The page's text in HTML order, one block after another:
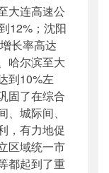
大连高速公
12%；沈阳
长率高达
哈尔滨至大
到10%左
固了在综合
城际间、
，有力地促
区域统一市
都起到了重